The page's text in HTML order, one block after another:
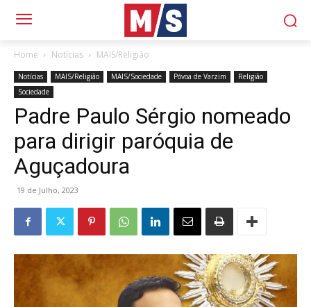
Home Notícias MAIS/Religião
Notícias MAIS/Religião MAIS/Sociedade Póvoa de Varzim
Religião
Sociedade
Padre Paulo Sérgio nomeado
para dirigir paróquia de
Aguçadoura
19 de Julho, 2023